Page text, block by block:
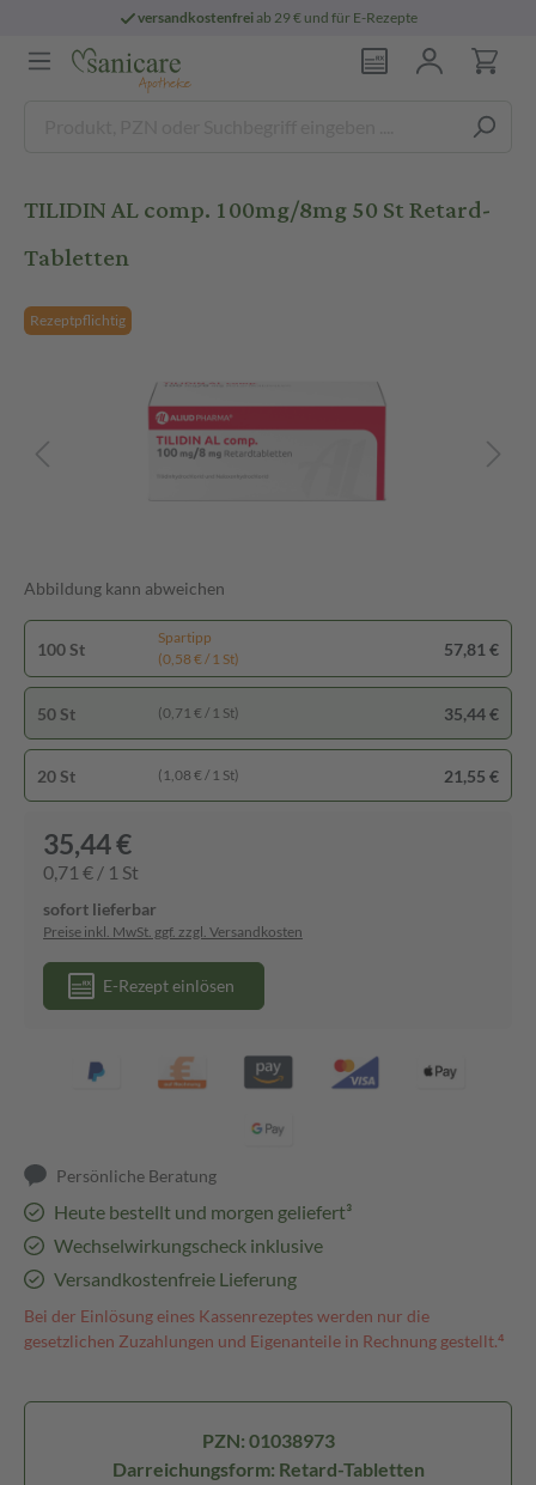
versandkostenfreiab 29 € und für E-Rezepte
TILIDIN AL comp. 100mg/8mg 50 St Retard-
Tabletten
Rezeptpflichtig
Abbildung kann abweichen
100 St
Spartipp
(0,58 € / 1 St)
57,81 €
50 St (0,71 € / 1 St) 35,44 €
20 St (1,08 € / 1 St) 21,55 €
35,44 €
0,71 € / 1 St
sofort lieferbar
Preise inkl. MwSt. ggf. zzgl. Versandkosten
E-Rezept einlösen
Persönliche Beratung
Heute bestellt und morgen geliefert³
Wechselwirkungscheck inklusive
Versandkostenfreie Lieferung
Bei der Einlösung eines Kassenrezeptes werden nur die
gesetzlichen Zuzahlungen und Eigenanteile in Rechnung gestellt.⁴
PZN: 01038973
Darreichungsform: Retard-Tabletten